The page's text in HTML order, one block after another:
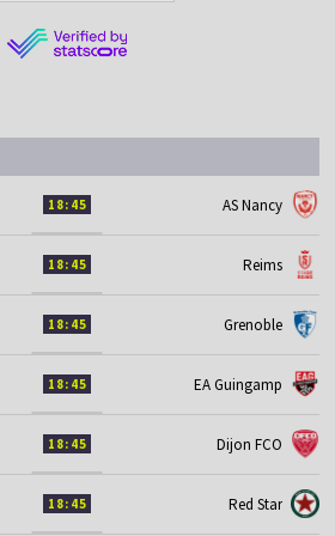
18:45 AS Nancy
18:45 Reims
18:45 Grenoble
18:45 EA Guingamp
18:45 Dijon FCO
18:45 Red Star